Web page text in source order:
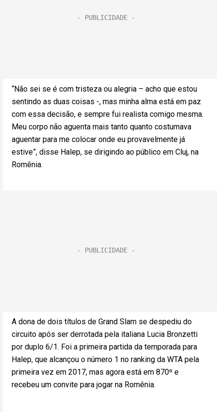
“Não sei se é com tristeza ou alegria – acho que estou
sentindo as duas coisas -, mas minha alma está em paz
com essa decisão, e sempre fui realista comigo mesma.
Meu corpo não aguenta mais tanto quanto costumava
aguentar para me colocar onde eu provavelmente já
estive”, disse Halep, se dirigindo ao público em Cluj, na
Romênia.
A dona de dois títulos de Grand Slam se despediu do
circuito após ser derrotada pela italiana Lucia Bronzetti
por duplo 6/1. Foi a primeira partida da temporada para
Halep, que alcançou o número 1 no ranking da WTA pela
primeira vez em 2017, mas agora está em 870º e
recebeu um convite para jogar na Romênia.